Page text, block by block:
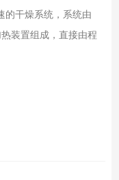
的干燥系统，系统由
装置组成，直接由程